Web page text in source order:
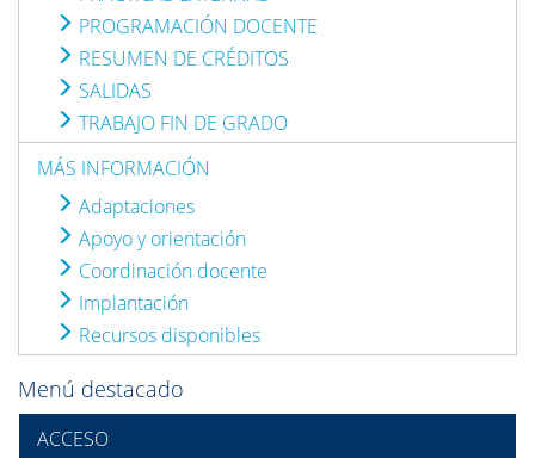
PROGRAMACIÓN DOCENTE
RESUMEN DE CRÉDITOS
SALIDAS
TRABAJO FIN DE GRADO
MÁS INFORMACIÓN
Adaptaciones
Apoyo y orientación
Coordinación docente
Implantación
Recursos disponibles
Menú destacado
ACCESO